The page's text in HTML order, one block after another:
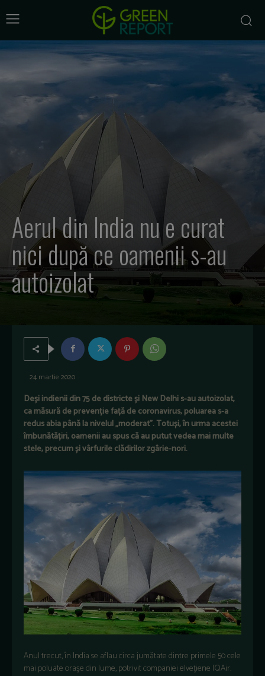
Aerul din India nu e curat
nici după ce oamenii s-au
autoizolat
24 martie 2020
Deși indienii din 75 de districte și New Delhi s-au autoizolat,
ca măsură de prevenție față de coronavirus, poluarea s-a
redus abia până la nivelul „moderat”. Totuși, în urma acestei
îmbunătățiri, oamenii au spus că au putut vedea mai multe
stele, precum și vârfurile clădirilor zgârie-nori.
Anul trecut, în India se aflau circa jumătate dintre primele 50 cele
mai poluate oraşe din lume, potrivit companiei elveţiene IQAir.